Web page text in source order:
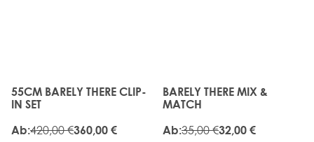
55CM BARELY THERE CLIP-
IN SET
Ab:420,00 €360,00 €
The price depends on the options chosen on the
BARELY THERE MIX &
MATCH
Ab:35,00 €32,00 €
The price depends on the